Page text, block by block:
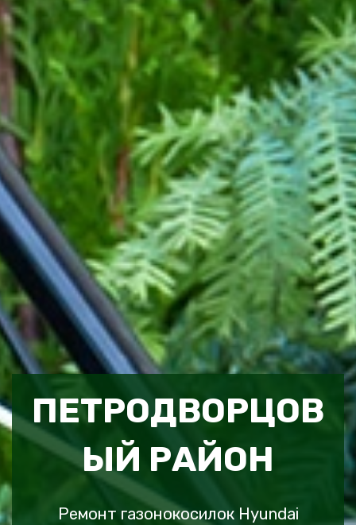
ПЕТРОДВОРЦОВ
ЫЙ РАЙОН
Ремонт газонокосилок Hyundai